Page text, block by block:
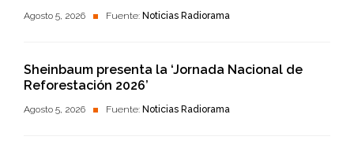
Agosto 5, 2026 Fuente: Noticias Radiorama
Sheinbaum presenta la ‘Jornada Nacional de
Reforestación 2026’
Agosto 5, 2026 Fuente: Noticias Radiorama